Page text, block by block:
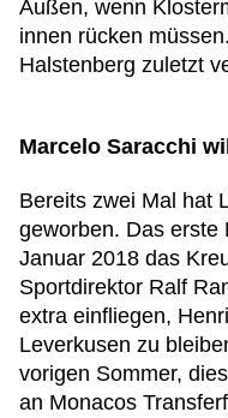
Außen, wenn
innen rücken
Halstenberg zuletzt
Marcelo Saracchi
Bereits zwei Mal hat
geworben. Das erste
Januar 2018 das
Sportdirektor Ralf
extra einfliegen,
Leverkusen zu
vorigen Sommer,
an Monacos